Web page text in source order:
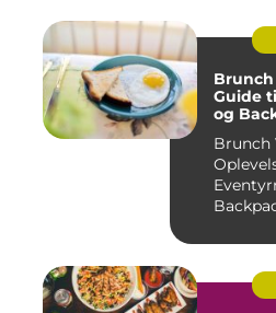
Brunch
Guide
og
Brunch
Backpackere